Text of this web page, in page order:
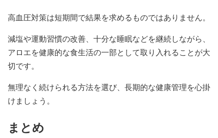
高血圧対策は短期間で結果を求めるものではありません。
減塩や運動習慣の改善、十分な睡眠などを継続しながら、
アロエを健康的な食生活の一部として取り入れることが大
切です。
無理なく続けられる方法を選び、長期的な健康管理を心掛
けましょう。
まとめ